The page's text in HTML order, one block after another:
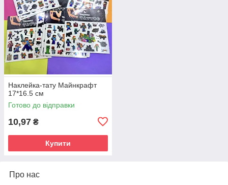
Наклейка-тату Майнкрафт
17*16.5 см
Готово до відправки
10,97 ₴
Купити
Про нас